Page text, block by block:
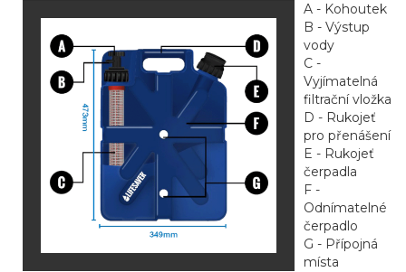
A - Kohoutek
B - Výstup
vody
C -
Vyjímatelná
filtrační vložka
D - Rukojeť
pro přenášení
E - Rukojeť
čerpadla
F -
Odnímatelné
čerpadlo
G - Přípojná
místa